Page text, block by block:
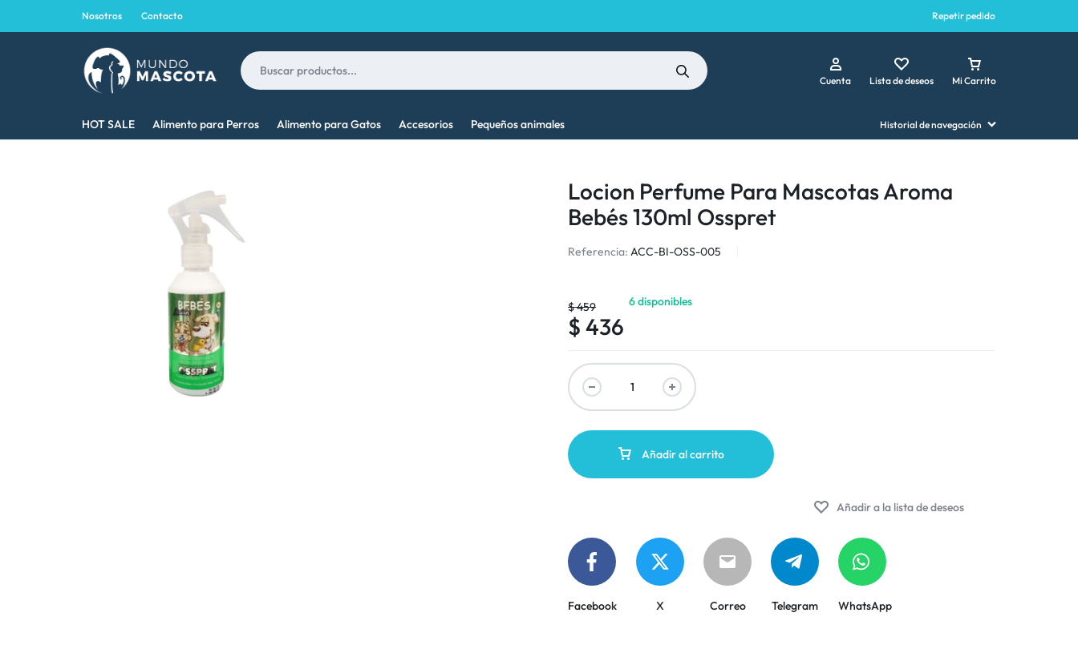
Nosotros Contacto Repetir pedido
MASCOTA
MEJOR
MASCOTA
Cuenta Lista de deseos Mi Carrito
HOT SALE Alimento para Perros Alimento para Gatos Accesorios Pequeños animales Historial de navegación
Locion Perfume Para Mascotas Aroma
Bebés 130ml Osspret
Referencia: ACC-BI-OSS-005
$459
$ 436
6 disponibles
Añadir al carrito
Añadir a la lista de deseos
Facebook X Correo Telegram WhatsApp